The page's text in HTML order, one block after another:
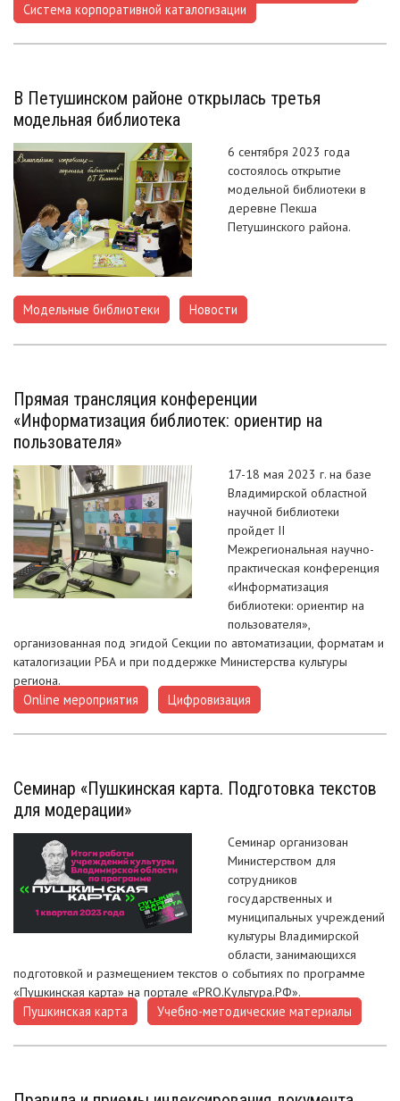
Система корпоративной каталогизации
В Петушинском районе открылась третья
модельная библиотека
6 сентября 2023 года
состоялось открытие
модельной библиотеки в
деревне Пекша
Петушинского района.
Модельные библиотеки Новости
Прямая трансляция конференции
«Информатизация библиотек: ориентир на
пользователя»
17-18 мая 2023 г. на базе
Владимирской областной
научной библиотеки
пройдет II
Межрегиональная научно-
практическая конференция
«Информатизация
библиотеки: ориентир на
пользователя»,
организованная под эгидой Секции по автоматизации, форматам и
каталогизации РБА и при поддержке Министерства культуры
региона.
Online мероприятия Цифровизация
Семинар «Пушкинская карта. Подготовка текстов
для модерации»
Семинар организован
Министерством для
сотрудников
государственных и
муниципальных учреждений
культуры Владимирской
области, занимающихся
подготовкой и размещением текстов о событиях по программе
«Пушкинская карта» на портале «РRО.Культура.РФ».
Пушкинская карта Учебно-методические материалы